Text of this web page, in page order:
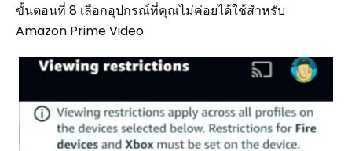
ขั้นตอนที่ 8 เลือกอุปกรณ์ที่คุณไม่ค่อยได้ใช้สำหรับ
Amazon Prime Video